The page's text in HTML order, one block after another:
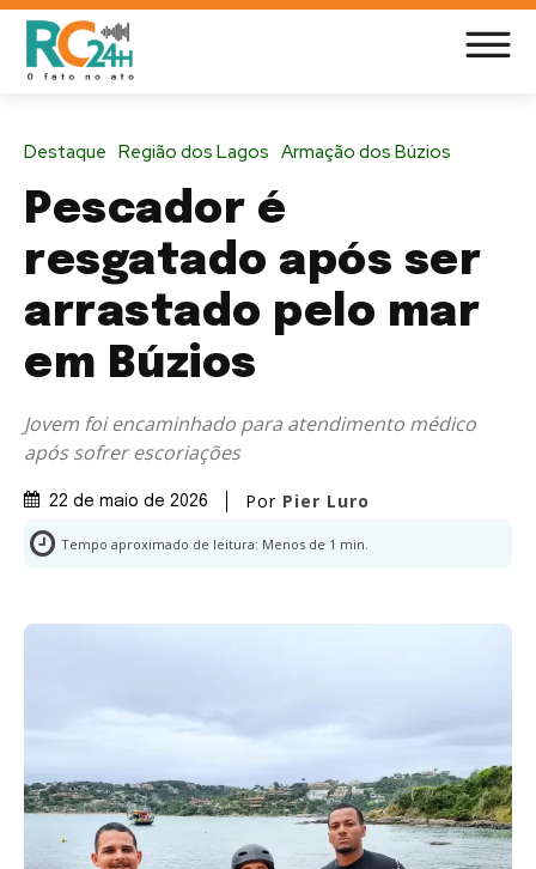
Destaque Região dos Lagos Armação dos Búzios
Pescador é
resgatado após ser
arrastado pelo mar
em Búzios
Jovem foi encaminhado para atendimento médico
após sofrer escoriações
22 de maio de 2026 Por Pier Luro
Tempo aproximado de leitura: Menos de 1 min.